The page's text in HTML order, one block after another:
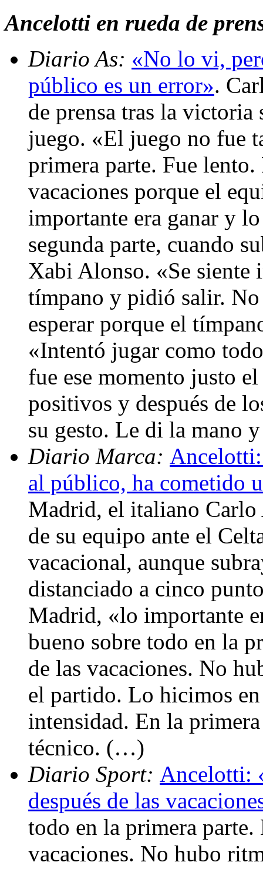
Ancelotti en rueda de
Diario As: «No lo vi,
público es un error».
de prensa tras la victoria
juego. «El juego no fue
primera parte. Fue lento.
vacaciones porque el
importante era ganar y
segunda parte, cuando
Xabi Alonso. «Se siente
tímpano y pidió salir.
esperar porque el
«Intentó jugar como
fue ese momento justo
positivos y después de
su gesto. Le di la mano
Diario Marca:
al público, ha cometido
Madrid, el italiano
de su equipo ante el
vacacional, aunque
distanciado a cinco
Madrid, «lo importante
bueno sobre todo en la
de las vacaciones. No
el partido. Lo hicimos
intensidad. En la
técnico. (…)
Diario Sport: Ancelotti:
después de las
todo en la primera parte.
vacaciones. No hubo